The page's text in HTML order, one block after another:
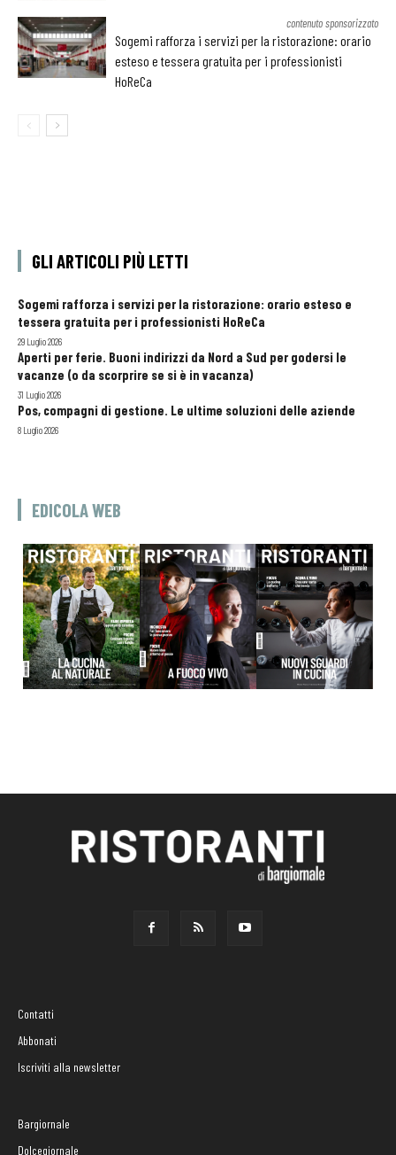
contenuto sponsorizzato
Sogemi rafforza i servizi per la ristorazione: orario
esteso e tessera gratuita per i professionisti
HoReCa
GLI ARTICOLI PIÙ LETTI
Sogemi rafforza i servizi per la ristorazione: orario esteso e
tessera gratuita per i professionisti HoReCa
29 Luglio 2026
Aperti per ferie. Buoni indirizzi da Nord a Sud per godersi le
vacanze (o da scorprire se si è in vacanza)
31 Luglio 2026
Pos, compagni di gestione. Le ultime soluzioni delle aziende
8 Luglio 2026
EDICOLA WEB
Contatti
Abbonati
Iscriviti alla newsletter
Bargiornale
Dolcegiornale